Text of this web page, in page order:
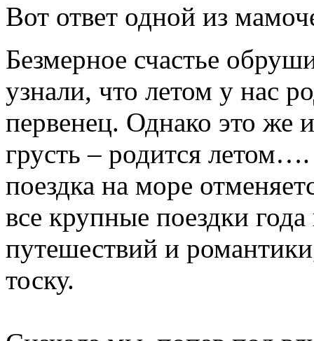
Вот ответ одной из
Безмерное счастье
узнали, что летом у нас
первенец. Однако это же
грусть – родится летом…
поездка на море
все крупные поездки года
путешествий и романтики
тоску.